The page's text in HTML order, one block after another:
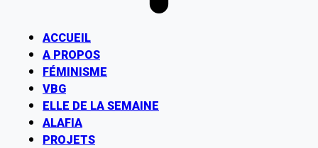
ACCUEIL
A PROPOS
FÉMINISME
VBG
ELLE DE LA SEMAINE
ALAFIA
PROJETS